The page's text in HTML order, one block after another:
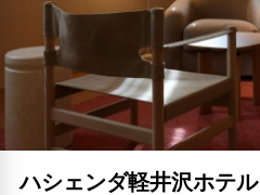
ハシェンダ軽井沢ホテル